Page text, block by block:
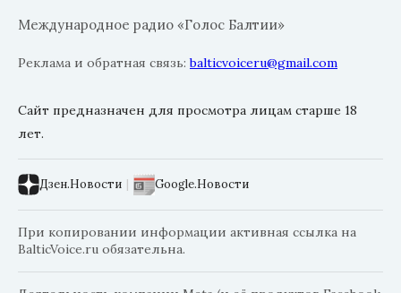
Международное радио «Голос Балтии»
Реклама и обратная связь:balticvoiceru@gmail.com
Сайт предназначен для просмотра лицам старше 18
лет.
Дзен.Новости | Google.Новости
При копировании информации активная ссылка на
BalticVoice.ru обязательна.